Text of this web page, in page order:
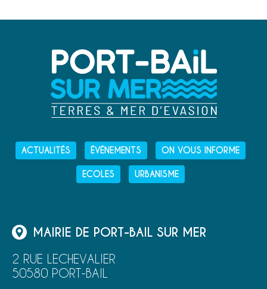
ACTUALITÉS ÉVÉNEMENTS ON VOUS INFORME
ECOLES URBANISME
MAIRIE DE PORT-BAIL SUR MER
2 RUE LECHEVALIER
50580 PORT-BAIL